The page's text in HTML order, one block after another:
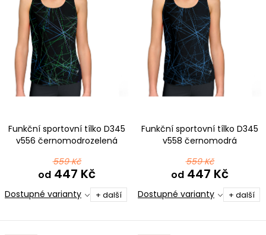
Funkční sportovní tílko D345
v556 černomodrozelená
559 Kč
od447 Kč
Dostupné varianty + další
Funkční sportovní tílko D345
v558 černomodrá
559 Kč
od447 Kč
Dostupné varianty + další